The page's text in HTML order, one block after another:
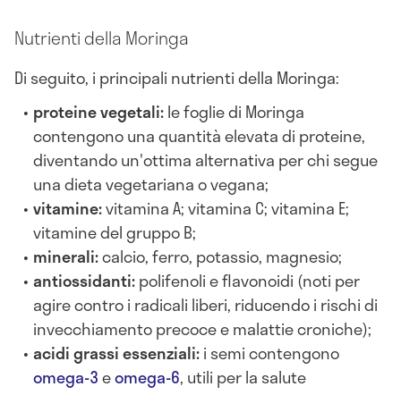
Nutrienti della Moringa
Di seguito, i principali nutrienti della Moringa:
proteine vegetali:le foglie di Moringa
contengono una quantità elevata di proteine,
diventando un'ottima alternativa per chi segue
una dieta vegetariana o vegana;
vitamine:vitamina A; vitamina C; vitamina E;
vitamine del gruppo B;
minerali:calcio, ferro, potassio, magnesio;
antiossidanti:polifenoli e flavonoidi (noti per
agire contro i radicali liberi, riducendo i rischi di
invecchiamento precoce e malattie croniche);
acidi grassi essenziali:i semi contengono
omega-3eomega-6, utili per la salute